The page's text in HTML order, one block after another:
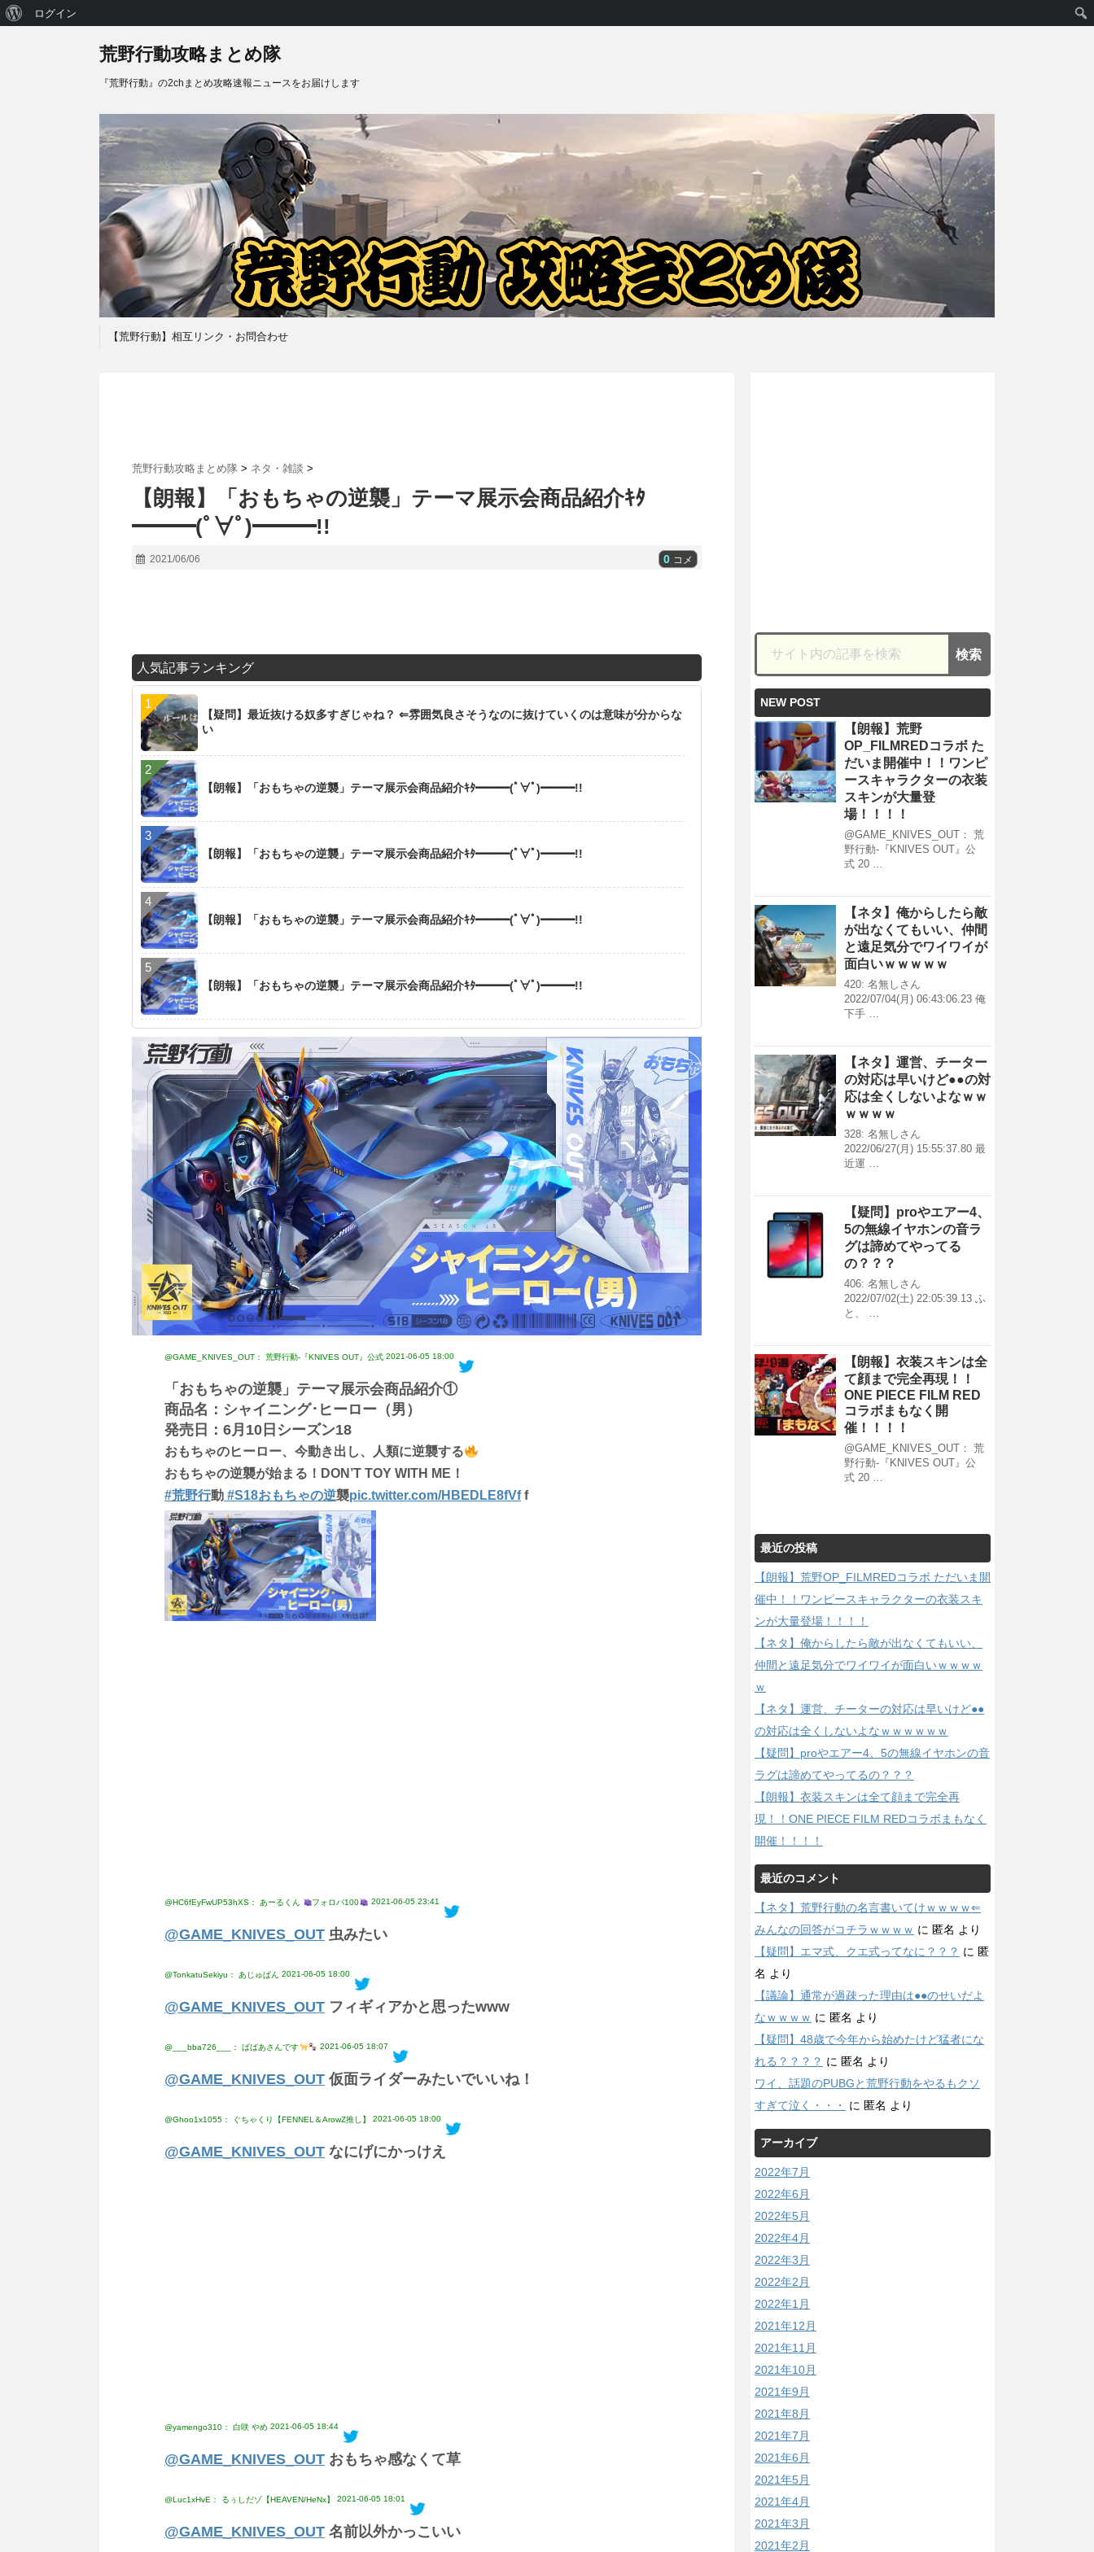
荒野行動攻略まとめ隊
『荒野行動』の2chまとめ攻略速報ニュースをお届けします
【荒野行動】相互リンク・お問合わせ
荒野行動攻略まとめ隊 > ネタ・雑談 >
【朗報】「おもちゃの逆襲」テーマ展示会商品紹介ｷﾀ
━━━(ﾟ∀ﾟ)━━━!!
2021/06/06 0 コメ
人気記事ランキング
【疑問】最近抜ける奴多すぎじゃね？ ⇐雰囲気良さそうなのに抜けていくのは意味が分からな
い
【朗報】「おもちゃの逆襲」テーマ展示会商品紹介ｷﾀ━━━(ﾟ∀ﾟ)━━━!!
【朗報】「おもちゃの逆襲」テーマ展示会商品紹介ｷﾀ━━━(ﾟ∀ﾟ)━━━!!
【朗報】「おもちゃの逆襲」テーマ展示会商品紹介ｷﾀ━━━(ﾟ∀ﾟ)━━━!!
【朗報】「おもちゃの逆襲」テーマ展示会商品紹介ｷﾀ━━━(ﾟ∀ﾟ)━━━!!
@GAME_KNIVES_OUT： 荒野行動-『KNIVES OUT』公式 2021-06-05 18:00
「おもちゃの逆襲」テーマ展示会商品紹介①
商品名：シャイニング･ヒーロー（男）
発売日：6月10日シーズン18
おもちゃのヒーロー、今動き出し、人類に逆襲する
おもちゃの逆襲が始まる！DON’T TOY WITH ME！
#荒野行動 #S18おもちゃの逆襲pic.twitter.com/HBEDLE8fVff
@HC6fEyFwUP53hXS： あーるくん フォロバ100 2021-06-05 23:41
@GAME_KNIVES_OUT 虫みたい
@TonkatuSekiyu： ︎︎あじゅぱん 2021-06-05 18:00
@GAME_KNIVES_OUT フィギィアかと思ったwww
@___bba726___： ばばあさんです 2021-06-05 18:07
@GAME_KNIVES_OUT 仮面ライダーみたいでいいね！
@Ghoo1x1055： ぐちゃくり【FENNEL＆ArowZ推し】 2021-06-05 18:00
@GAME_KNIVES_OUT なにげにかっけえ
@yamengo310： 白咲 やめ 2021-06-05 18:44
@GAME_KNIVES_OUT おもちゃ感なくて草
@Luc1xHvE： るぅしだゾ【HEAVEN/HeNx】 2021-06-05 18:01
@GAME_KNIVES_OUT 名前以外かっこいい
NEW POST
【朗報】荒野
OP_FILMREDコラボ た
だいま開催中！！ワンピ
ースキャラクターの衣装
スキンが大量登
場！！！！
@GAME_KNIVES_OUT： 荒
野行動-『KNIVES OUT』公
式 20 …
【ネタ】俺からしたら敵
が出なくてもいい、仲間
と遠足気分でワイワイが
面白いｗｗｗｗｗ
420: 名無しさん
2022/07/04(月) 06:43:06.23 俺
下手 …
【ネタ】運営、チーター
の対応は早いけど●●の対
応は全くしないよなｗｗ
ｗｗｗｗ
328: 名無しさん
2022/06/27(月) 15:55:37.80 最
近運 …
【疑問】proやエアー4、
5の無線イヤホンの音ラ
グは諦めてやってる
の？？？
406: 名無しさん
2022/07/02(土) 22:05:39.13 ふ
と、 …
【朗報】衣装スキンは全
て顔まで完全再現！！
ONE PIECE FILM RED
コラボまもなく開
催！！！！
@GAME_KNIVES_OUT： 荒
野行動-『KNIVES OUT』公
式 20 …
最近の投稿
【朗報】荒野OP_FILMREDコラボ ただいま開
催中！！ワンピースキャラクターの衣装スキ
ンが大量登場！！！！
【ネタ】俺からしたら敵が出なくてもいい、
仲間と遠足気分でワイワイが面白いｗｗｗｗ
ｗ
【ネタ】運営、チーターの対応は早いけど●●
の対応は全くしないよなｗｗｗｗｗｗ
【疑問】proやエアー4、5の無線イヤホンの音
ラグは諦めてやってるの？？？
【朗報】衣装スキンは全て顔まで完全再
現！！ONE PIECE FILM REDコラボまもなく
開催！！！！
最近のコメント
【ネタ】荒野行動の名言書いてけｗｗｗｗ⇐
みんなの回答がコチラｗｗｗｗ に 匿名 より
【疑問】エマ式、クエ式ってなに？？？ に 匿
名 より
【議論】通常が過疎った理由は●●のせいだよ
なｗｗｗｗ に 匿名 より
【疑問】48歳で今年から始めたけど猛者にな
れる？？？？ に 匿名 より
ワイ、話題のPUBGと荒野行動をやるもクソ
すぎて泣く・・・
に 匿名 より
アーカイブ
2022年7月
2022年6月
2022年5月
2022年4月
2022年3月
2022年2月
2022年1月
2021年12月
2021年11月
2021年10月
2021年9月
2021年8月
2021年7月
2021年6月
2021年5月
2021年4月
2021年3月
2021年2月
WordPress
ログイン